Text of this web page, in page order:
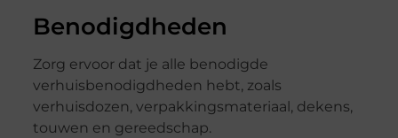
Benodigdheden
Zorg ervoor dat je alle benodigde
verhuisbenodigdheden hebt, zoals
verhuisdozen, verpakkingsmateriaal, dekens,
touwen en gereedschap.